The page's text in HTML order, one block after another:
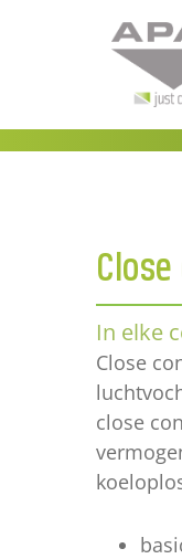
In elke
Close
close